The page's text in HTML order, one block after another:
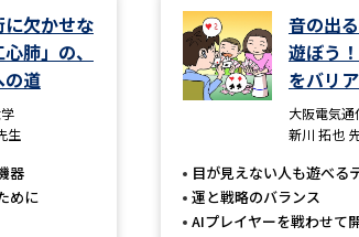
大学で学べる内容や特徴を
新増設大学・学部・学科特集
国際
データサイエンス特集
奨学金・特
新学年スタート号特集
新学年スタート号特集ページ（高2生
SELFBRAND特集ページ
欠かせな
肺」の、
の道
生
器
めに
音の出
遊ぼう
をバリ
大阪電気通
新川 拓也
目が見えない人も遊べる
運と戦略のバランス
AIプレイヤーを戦わせて